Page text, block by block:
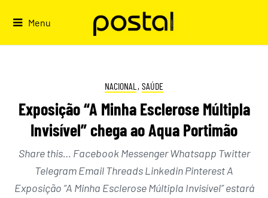
Menu
NACIONAL , SAÚDE
Exposição “A Minha Esclerose Múltipla
Invisível” chega ao Aqua Portimão
Share this… Facebook Messenger Whatsapp Twitter
Telegram Email Threads Linkedin Pinterest A
Exposição “A Minha Esclerose Múltipla Invisível” estará